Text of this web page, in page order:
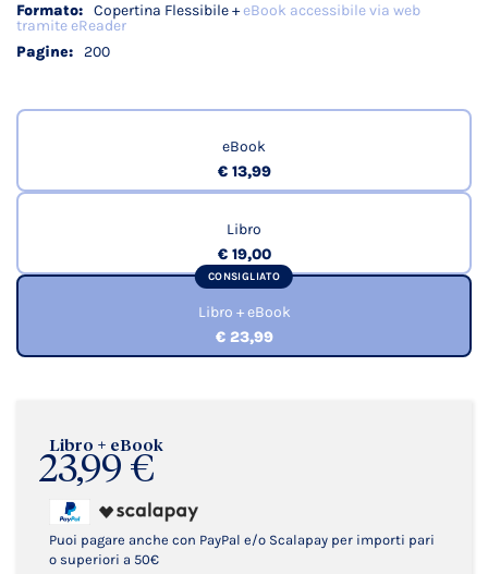
Libro + eBook
23,99 €
Puoi pagare anche con PayPal e/o Scalapay per importi pari
o superiori a 50€
Copertina Flessibile +eBook accessibile via web
tramite eReader
200
eBook
€ 13,99
Libro
€ 19,00
CONSIGLIATO
Libro + eBook
€ 23,99